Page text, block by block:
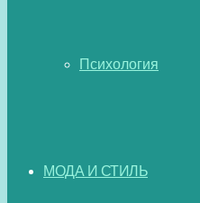
Психология
МОДА И СТИЛЬ